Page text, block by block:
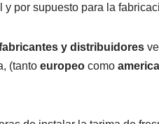
y por supuesto para la
y distribuidores
(tanto europeo como